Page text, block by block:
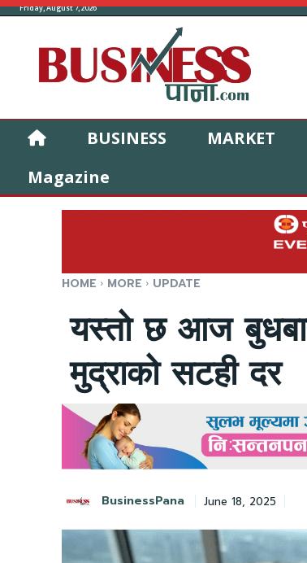
Friday, August 7, 2026
BUSINESS MARKET
Magazine
HOME MORE UPDATE
यस्तो छ आज
मुद्राको सटही दर
BusinessPana June 18, 2025